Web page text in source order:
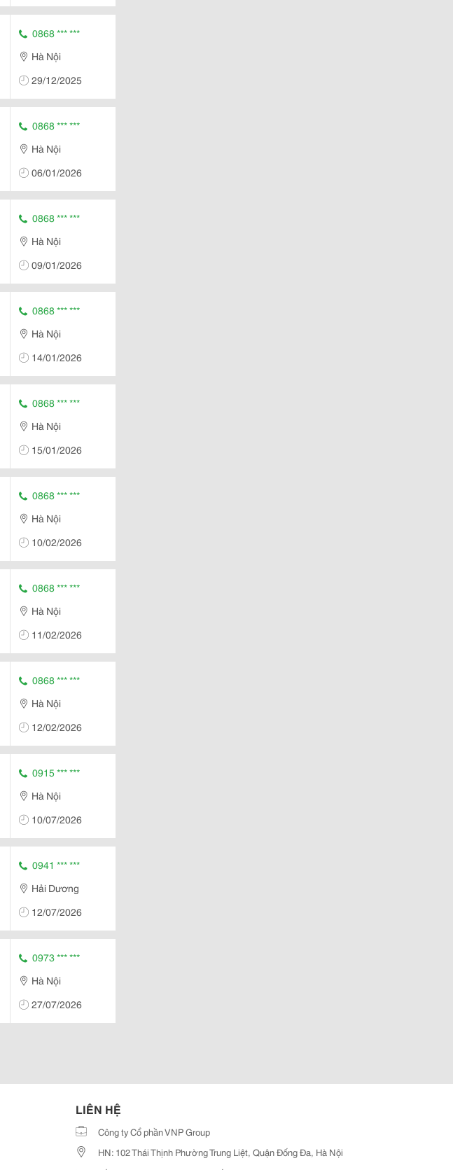
0868 *** ***
Hà Nội
29/12/2025
0868 *** ***
Hà Nội
06/01/2026
0868 *** ***
Hà Nội
09/01/2026
0868 *** ***
Hà Nội
14/01/2026
0868 *** ***
Hà Nội
15/01/2026
0868 *** ***
Hà Nội
10/02/2026
0868 *** ***
Hà Nội
11/02/2026
0868 *** ***
Hà Nội
12/02/2026
0915 *** ***
Hà Nội
10/07/2026
0941 *** ***
Hải Dương
12/07/2026
0973 *** ***
Hà Nội
27/07/2026
LIÊN HỆ
Công ty Cổ phần VNP Group
HN: 102 Thái Thịnh Phường Trung Liệt, Quận Đống Đa, Hà Nội